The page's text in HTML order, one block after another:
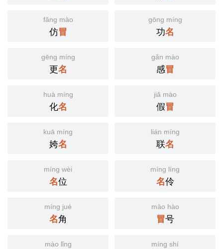
fǎng mào
仿冒
gōng míng
功名
gēng míng
更名
gǎn mào
感冒
huà míng
化名
jiǎ mào
假冒
kuā míng
姱名
lián míng
联名
míng wèi
名位
míng líng
名伶
míng jué
名角
mào hào
冒号
mào lǐng míng shí